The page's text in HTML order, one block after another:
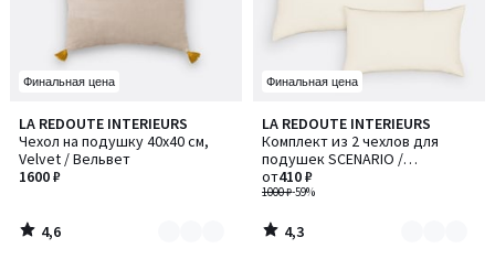
Финальная цена
LA REDOUTE INTERIEURS
Чехол на подушку 40x40 см,
Velvet / Вельвет
1600 ₽
4,6
/ 5
Количество
цветов:
4
4,6
/
Финальная цена
LA REDOUTE INTERIEURS
Комплект из 2 чехлов для
подушек SCENARIO /
СЦЕНАРИО
1000 ₽-59%
от410 ₽
4,3
/ 5
Количество
цветов:
6
4,3
/